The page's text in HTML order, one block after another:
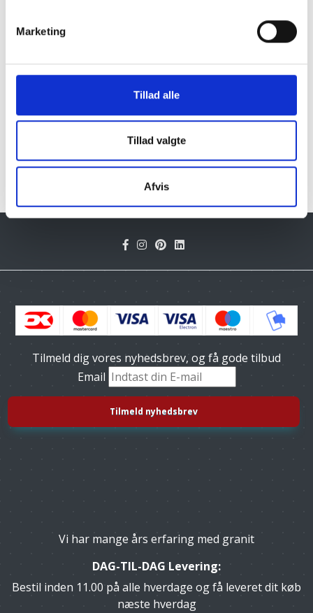
Marketing
Tillad alle
Tillad valgte
Afvis
Skifer bordskål
Klik her for Brugskunst oversigt
Tilmeld dig vores nyhedsbrev, og få gode tilbud
Email
Vi har mange års erfaring med granit
DAG-TIL-DAG Levering:
Bestil inden 11.00 på alle hverdage og få leveret dit køb
næste hverdag